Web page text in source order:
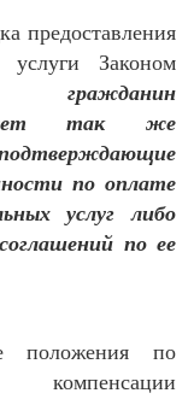
предоставления
услуги Законом
гражданин
так же
по оплате
услуг либо
по ее
положения по
компенсации